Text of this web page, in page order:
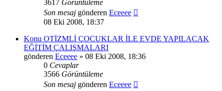
3617 Görüntüleme
Son mesaj gönderen Eceeee
08 Eki 2008, 18:37
Konu OTİZMLİ ÇOCUKLAR İLE EVDE YAPILACAK
EĞİTİM ÇALIŞMALARI
gönderen Eceeee » 08 Eki 2008, 18:36
0 Cevaplar
3566 Görüntüleme
Son mesaj gönderen Eceeee